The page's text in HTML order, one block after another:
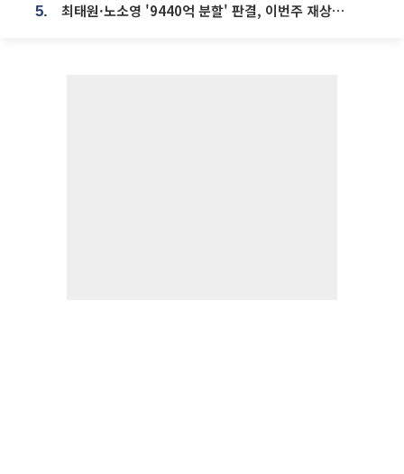
5. 최태원·노소영 '9440억 분할' 판결, 이번주 재상고 여부 주목